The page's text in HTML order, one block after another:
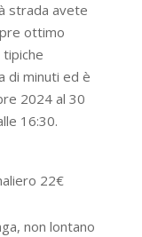
strada avete
ottimo
di minuti ed è
2024 al 30
16:30.
22€
non lontano